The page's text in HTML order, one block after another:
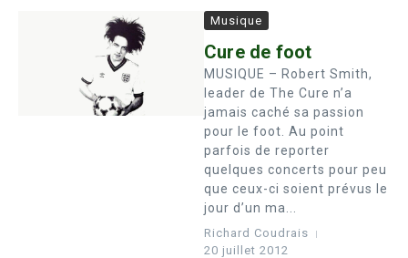
Musique
Cure de foot
MUSIQUE – Robert Smith,
leader de The Cure n’a
jamais caché sa passion
pour le foot. Au point
parfois de reporter
quelques concerts pour peu
que ceux-ci soient prévus le
jour d’un ma...
Richard Coudrais
20 juillet 2012